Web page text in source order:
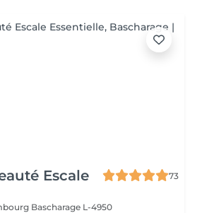
Escale
73
Bascharage L-4950